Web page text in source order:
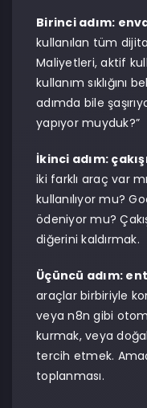
Birinci adım:
kullanılan tüm
Maliyetleri, aktif
kullanım sıklığını
adımda bile
yapıyor muyduk?”
İkinci adım:
iki farklı araç var
kullanılıyor mu?
ödeniyor mu?
diğerini kaldırmak.
Üçüncü adım:
araçlar birbiriyle
veya n8n gibi
kurmak, veya
tercih etmek.
toplanması.